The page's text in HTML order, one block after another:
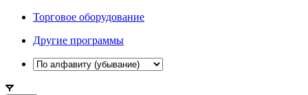
Торговое оборудование
Другие программы